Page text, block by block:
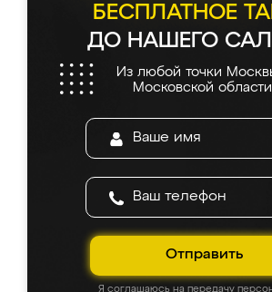
БЕСПЛАТНОЕ
ДО НАШЕГО
Из любой точки
Московской
Отправить
Я соглашаюсь на передачу